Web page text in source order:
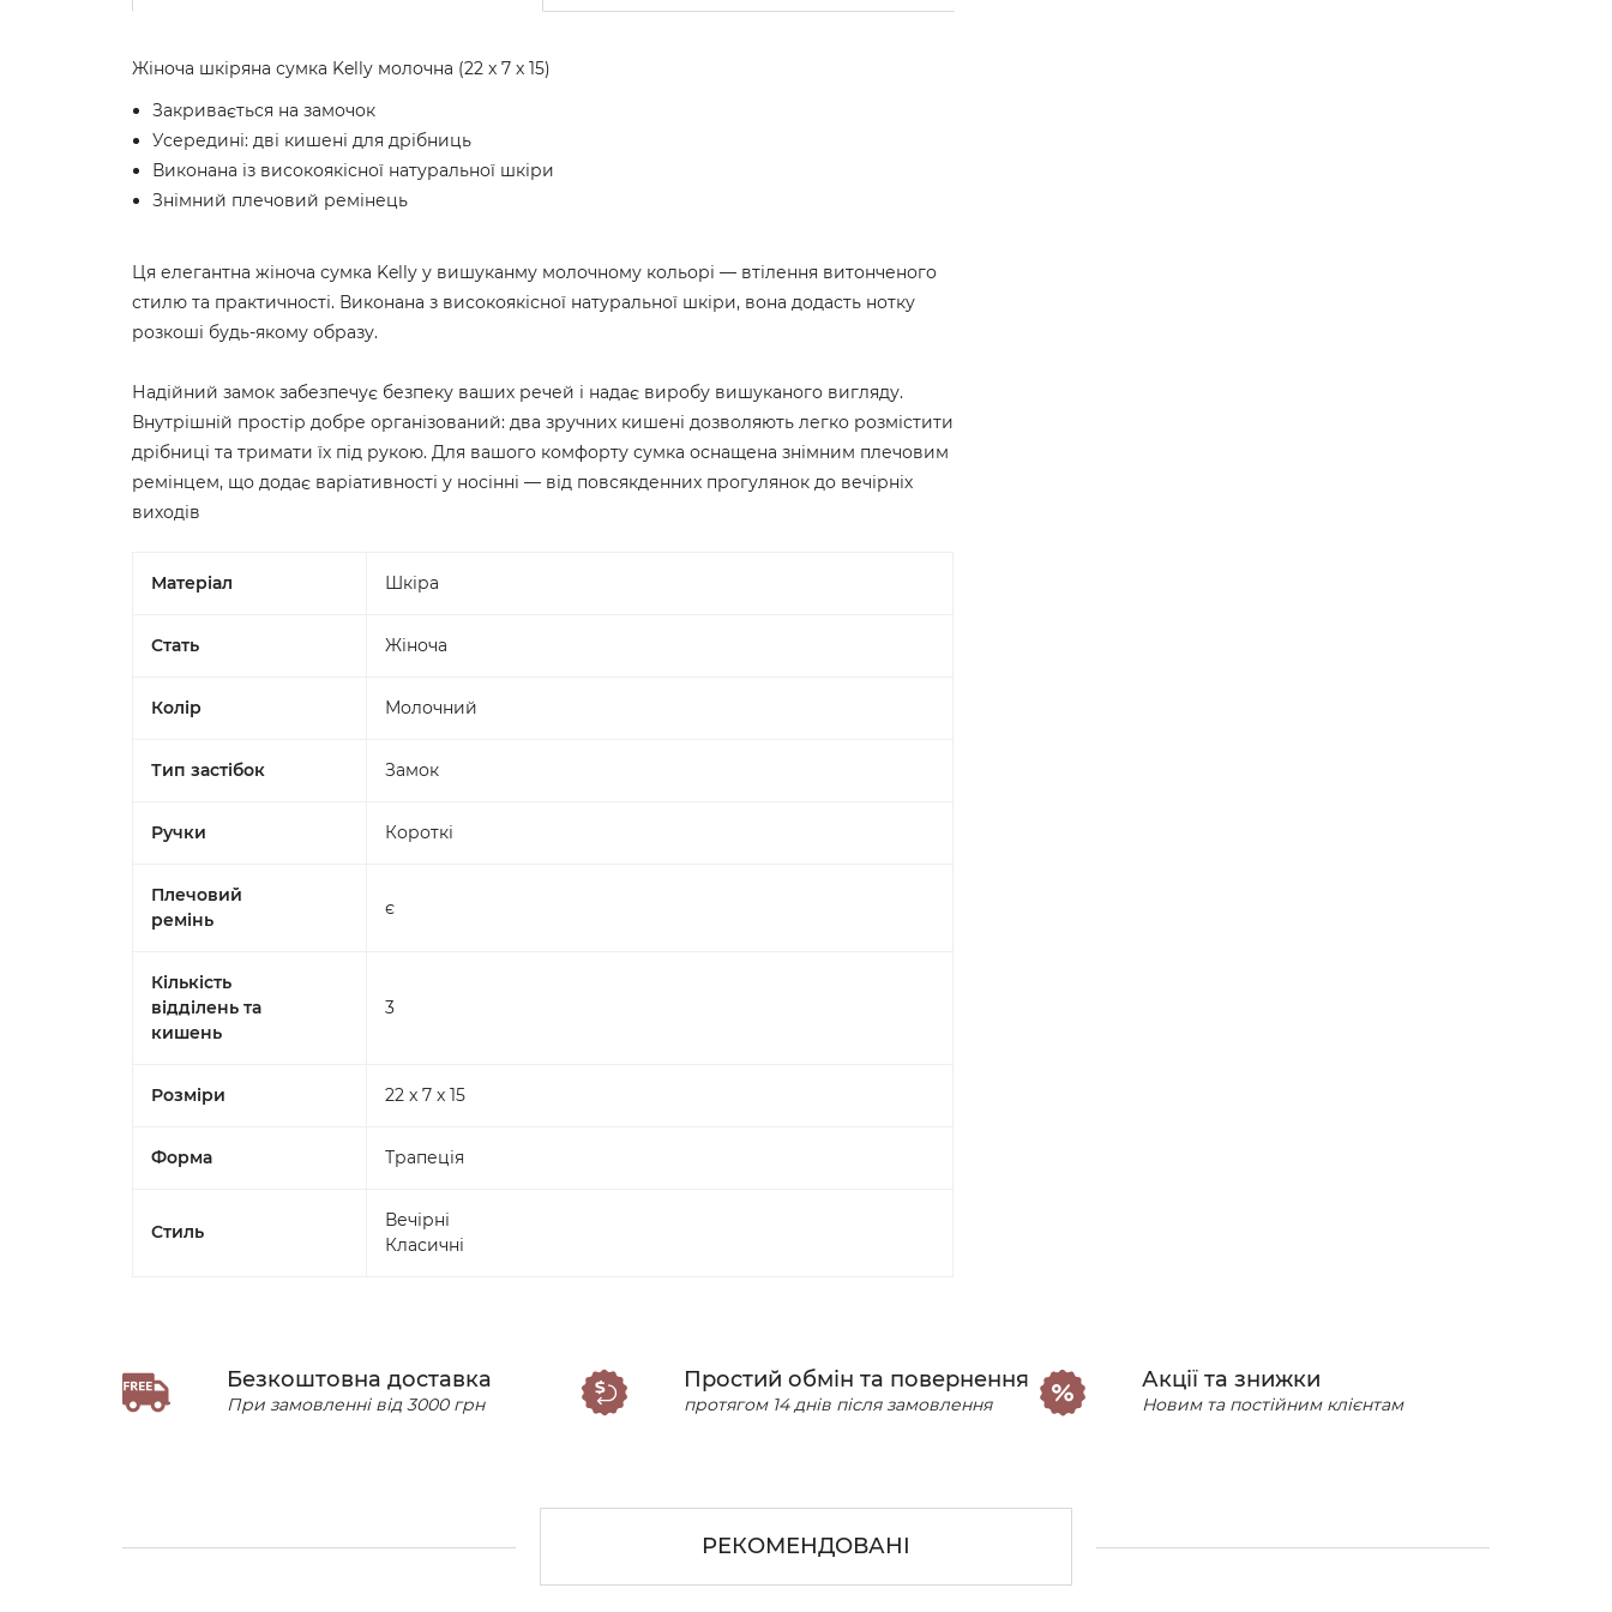
Жіноча шкіряна сумка Kelly молочна (22 x 7 x 15)
Закривається на замочок
Усередині: дві кишені для дрібниць
Виконана із високоякісної натуральної шкіри
Знімний плечовий ремінець
Ця елегантна жіноча сумка Kelly у вишуканму молочному кольорі — втілення витонченого
стилю та практичності. Виконана з високоякісної натуральної шкіри, вона додасть нотку
розкоші будь-якому образу.
Надійний замок забезпечує безпеку ваших речей і надає виробу вишуканого вигляду.
Внутрішній простір добре організований: два зручних кишені дозволяють легко розмістити
дрібниці та тримати їх під рукою. Для вашого комфорту сумка оснащена знімним плечовим
ремінцем, що додає варіативності у носінні — від повсякденних прогулянок до вечірніх
виходів
Матеріал Шкіра
Стать Жіноча
Колір Молочний
Тип застібок Замок
Ручки Короткі
Плечовий
ремінь
є
Кількість
відділень та
кишень
3
Розміри 22 x 7 x 15
Форма Трапеція
Стиль
Вечірні
Класичні
Безкоштовна доставка
При замовленні від 3000 грн
Простий обмін та повернення
протягом 14 днів після замовлення
Акції та знижки
Новим та постійним клієнтам
РЕКОМЕНДОВАНІ